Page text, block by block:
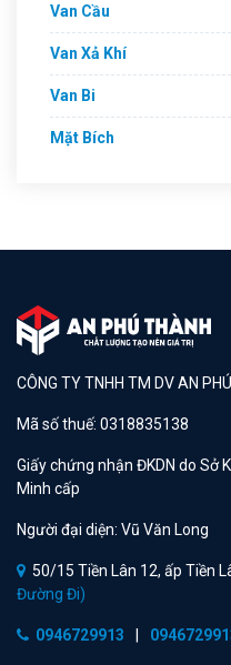
Van Cầu
Van Xả Khí
Van Bi
Mặt Bích
CÔNG TY TNHH TM DV AN
Mã số thuế: 0318835138
Giấy chứng nhận ĐKDN do Sở
Minh cấp
Người đại diện: Vũ Văn Long
50/15 Tiền Lân 12, ấp Tiền
Đường Đi)
0946729913